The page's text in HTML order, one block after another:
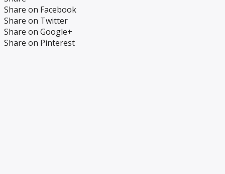
Share on Facebook
Share on Twitter
Share on Google+
Share on Pinterest